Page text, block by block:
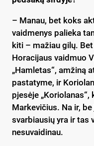
– Manau, bet koks
vaidmenys palieka
kiti – mažiau gilų.
Horacijaus vaidmuo
„Hamletas“, amžiną
pastatyme, ir
pjesėje
Markevičius. Na ir,
svarbiausių yra ir tas
nesuvaidinau.